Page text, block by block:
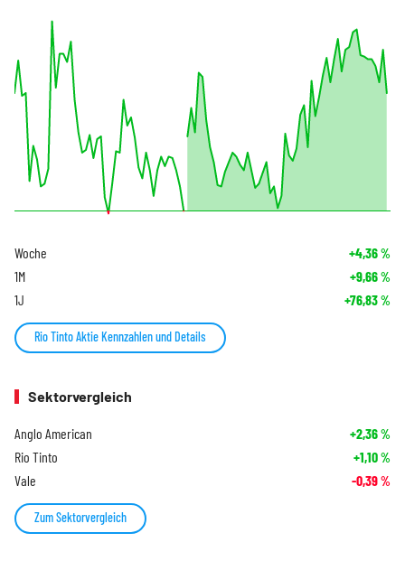
Woche +4,36%
1M +9,66%
1J +76,83%
Rio Tinto Aktie Kennzahlen und Details
Sektorvergleich
Anglo American +2,36%
Rio Tinto +1,10%
Vale -0,39%
Zum Sektorvergleich